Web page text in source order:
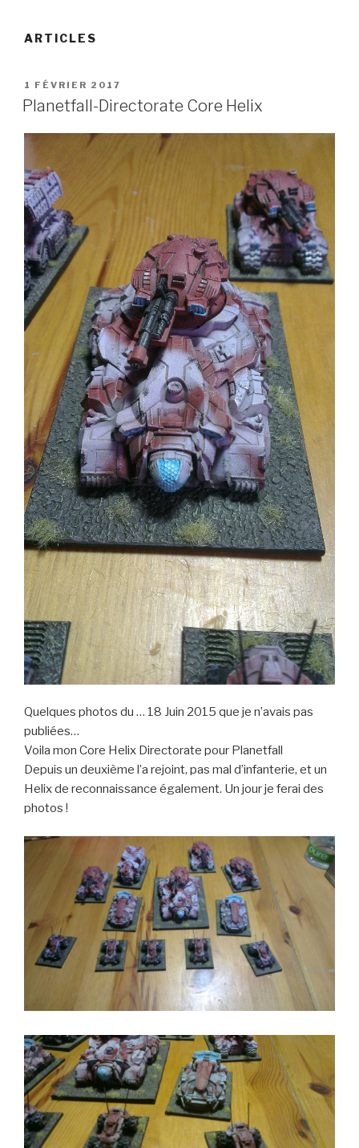
ARTICLES
PUBLIÉ
LE
1 FÉVRIER 2017
Planetfall-Directorate Core Helix
Quelques photos du … 18 Juin 2015 que je n’avais pas
publiées…
Voila mon Core Helix Directorate pour Planetfall
Depuis un deuxième l’a rejoint, pas mal d’infanterie, et un
Helix de reconnaissance également. Un jour je ferai des
photos !